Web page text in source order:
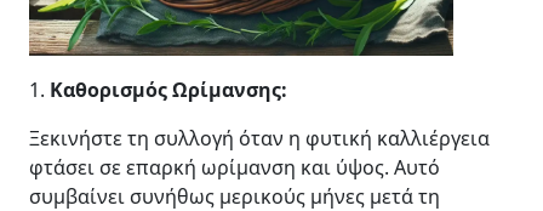
1. Καθορισμός Ωρίμανσης:
Ξεκινήστε τη συλλογή όταν η φυτική καλλιέργεια
φτάσει σε επαρκή ωρίμανση και ύψος. Αυτό
συμβαίνει συνήθως μερικούς μήνες μετά τη